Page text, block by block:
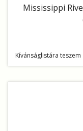
Mississippi
Kívánságlistára teszem